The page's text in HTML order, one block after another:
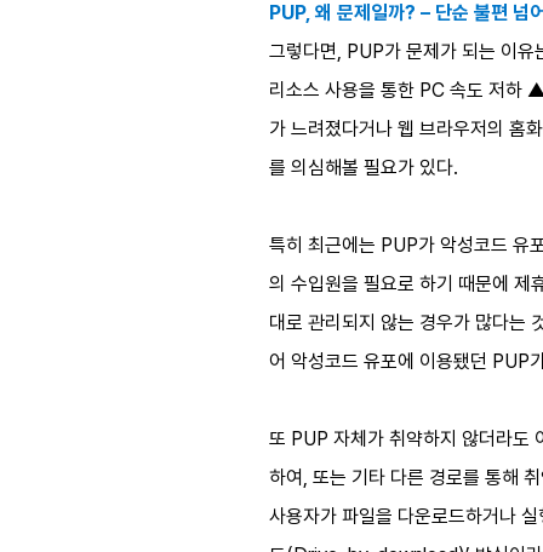
PUP, 왜 문제일까? – 단순 불편 넘
그렇다면, PUP가 문제가 되는 이
리소스 사용을 통한 PC 속도 저하
가 느려졌다거나 웹 브라우저의 홈
를 의심해볼 필요가 있다.
특히 최근에는 PUP가 악성코드 유
의 수입원을 필요로 하기 때문에 제
대로 관리되지 않는 경우가 많다는
어 악성코드 유포에 이용됐던 PUP
또 PUP 자체가 취약하지 않더라도
하여, 또는 기타 다른 경로를 통해
사용자가 파일을 다운로드하거나